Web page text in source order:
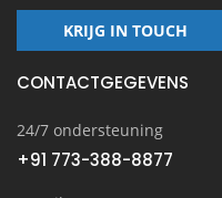
KRIJG IN TOUCH
CONTACTGEGEVENS
24/7 ondersteuning
+91 773-388-8877